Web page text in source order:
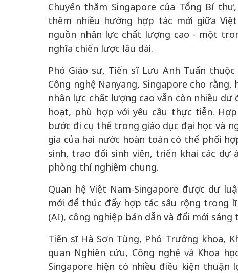
Chuyến thăm Singapore của Tổng Bí
thêm nhiều hướng hợp tác mới giữa
nguồn nhân lực chất lượng cao - một
nghĩa chiến lược lâu dài.
Phó Giáo sư, Tiến sĩ Lưu Anh Tuấn
Công nghệ Nanyang, Singapore cho
nhân lực chất lượng cao vẫn còn nhiều
hoạt, phù hợp với yêu cầu thực tiễn.
bước đi cụ thể trong giáo dục đại học và
gia của hai nước hoàn toàn có thể phối
sinh, trao đổi sinh viên, triển khai các dự
phòng thí nghiệm chung.
Quan hệ Việt Nam-Singapore được dư
mới để thúc đẩy hợp tác sâu rộng trong
(AI), công nghiệp bán dẫn và đổi mới sáng
Tiến sĩ Hà Sơn Tùng, Phó Trưởng khoa,
quan Nghiên cứu, Công nghệ và Khoa
Singapore hiện có nhiều điều kiện